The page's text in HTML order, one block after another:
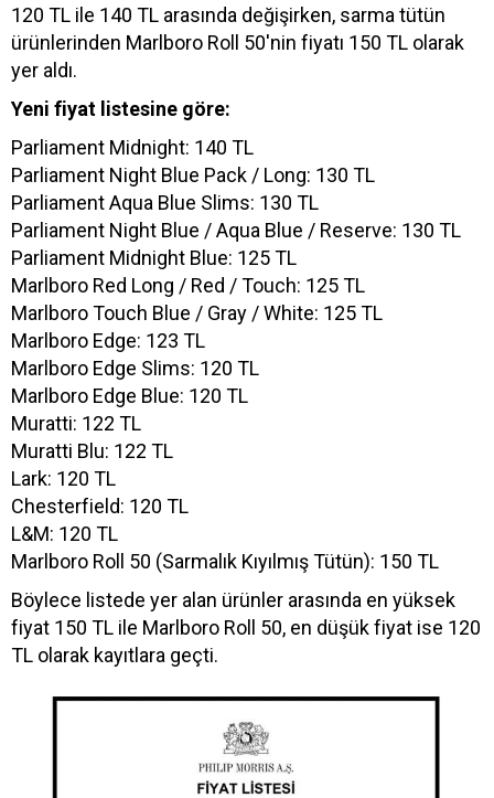
120 TL ile 140 TL arasında değişirken, sarma tütün
ürünlerinden Marlboro Roll 50'nin fiyatı 150 TL olarak
yer aldı.
Yeni fiyat listesine göre:
Parliament Midnight: 140 TL
Parliament Night Blue Pack / Long: 130 TL
Parliament Aqua Blue Slims: 130 TL
Parliament Night Blue / Aqua Blue / Reserve: 130 TL
Parliament Midnight Blue: 125 TL
Marlboro Red Long / Red / Touch: 125 TL
Marlboro Touch Blue / Gray / White: 125 TL
Marlboro Edge: 123 TL
Marlboro Edge Slims: 120 TL
Marlboro Edge Blue: 120 TL
Muratti: 122 TL
Muratti Blu: 122 TL
Lark: 120 TL
Chesterfield: 120 TL
L&M: 120 TL
Marlboro Roll 50 (Sarmalık Kıyılmış Tütün): 150 TL
Böylece listede yer alan ürünler arasında en yüksek
fiyat 150 TL ile Marlboro Roll 50, en düşük fiyat ise 120
TL olarak kayıtlara geçti.